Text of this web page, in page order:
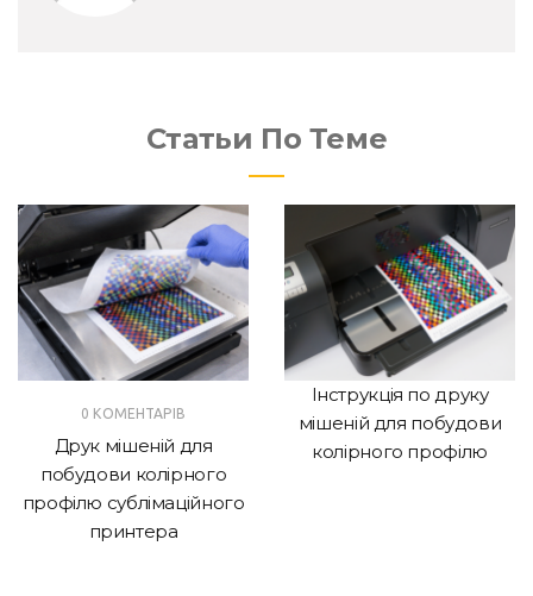
Статьи По Теме
0 КОМЕНТАРІВ
Друк мішеній для
побудови колірного
профілю сублімаційного
принтера
Інструкція по друку
мішеній для побудови
колірного профілю